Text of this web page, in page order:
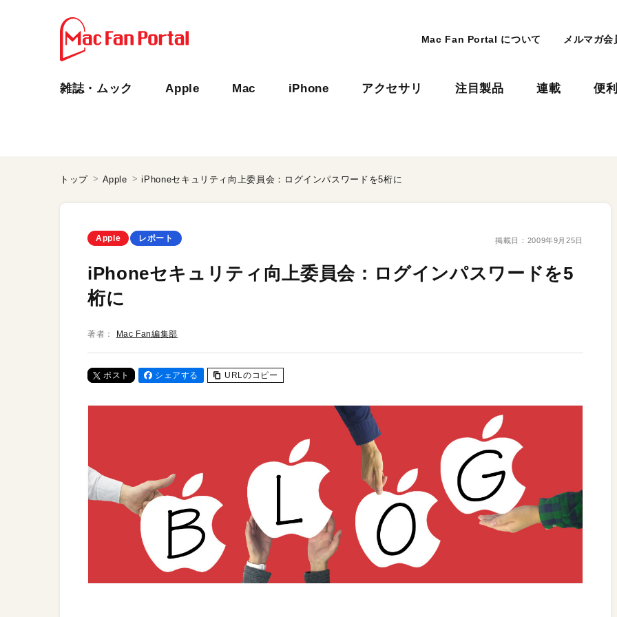
Mac Fan Portal について メルマガ会
雑誌・ムック Apple Mac iPhone アクセサリ 注目製品 連載 便
トップ Apple iPhoneセキュリティ向上委員会：ログインパスワードを5桁に
Apple レポート 掲載日： 2009年9月25日
iPhoneセキュリティ向上委員会：ログインパスワードを5
桁に
著者： Mac Fan編集部
ポスト シェアする URLのコピー